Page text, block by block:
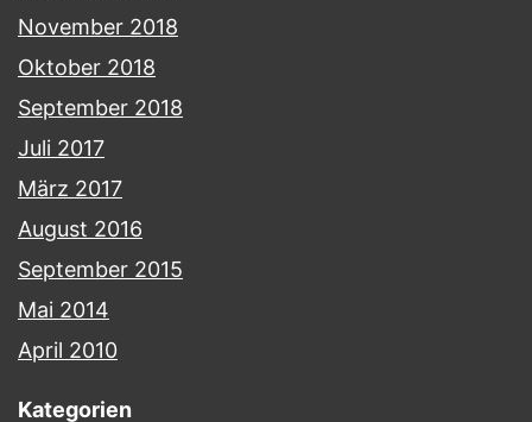
November 2018
Oktober 2018
September 2018
Juli 2017
März 2017
August 2016
September 2015
Mai 2014
April 2010
Kategorien